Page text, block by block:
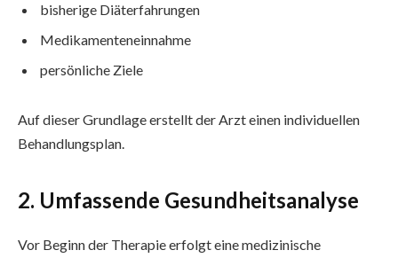
bisherige Diäterfahrungen
Medikamenteneinnahme
persönliche Ziele
Auf dieser Grundlage erstellt der Arzt einen individuellen
Behandlungsplan.
2. Umfassende Gesundheitsanalyse
Vor Beginn der Therapie erfolgt eine medizinische